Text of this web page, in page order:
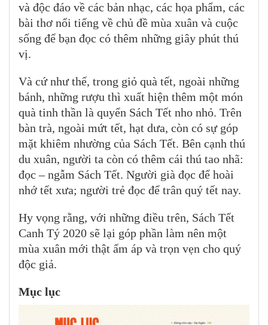
và độc đáo về các bản nhạc, các họa phẩm, các
bài thơ nổi tiếng về chủ đề mùa xuân và cuộc
sống để bạn đọc có thêm những giây phút thú
vị.
Và cứ như thế, trong giỏ quà tết, ngoài những
bánh, những rượu thì xuất hiện thêm một món
quà tinh thần là quyển Sách Tết nho nhỏ. Trên
bàn trà, ngoài mứt tết, hạt dưa, còn có sự góp
mặt khiêm nhường của Sách Tết. Bên cạnh thú
du xuân, người ta còn có thêm cái thú tao nhã:
đọc – ngẫm Sách Tết. Người già đọc để hoài
nhớ tết xưa; người trẻ đọc để trân quý tết nay.
Hy vọng rằng, với những điều trên, Sách Tết
Canh Tý 2020 sẽ lại góp phần làm nên một
mùa xuân mới thật ấm áp và trọn vẹn cho quý
độc giả.
Mục lục